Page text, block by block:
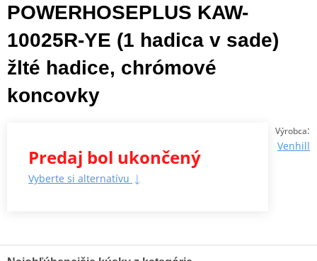
POWERHOSEPLUS KAW-
10025R-YE (1 hadica v sade)
žlté hadice, chrómové
koncovky
Výrobca:
Venhill
Predaj bol ukončený
Vyberte si alternatívu